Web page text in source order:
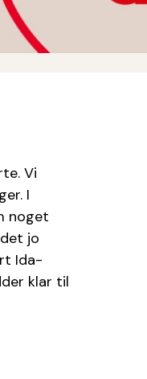
Vi
I
noget
jo
Ida-
klar til